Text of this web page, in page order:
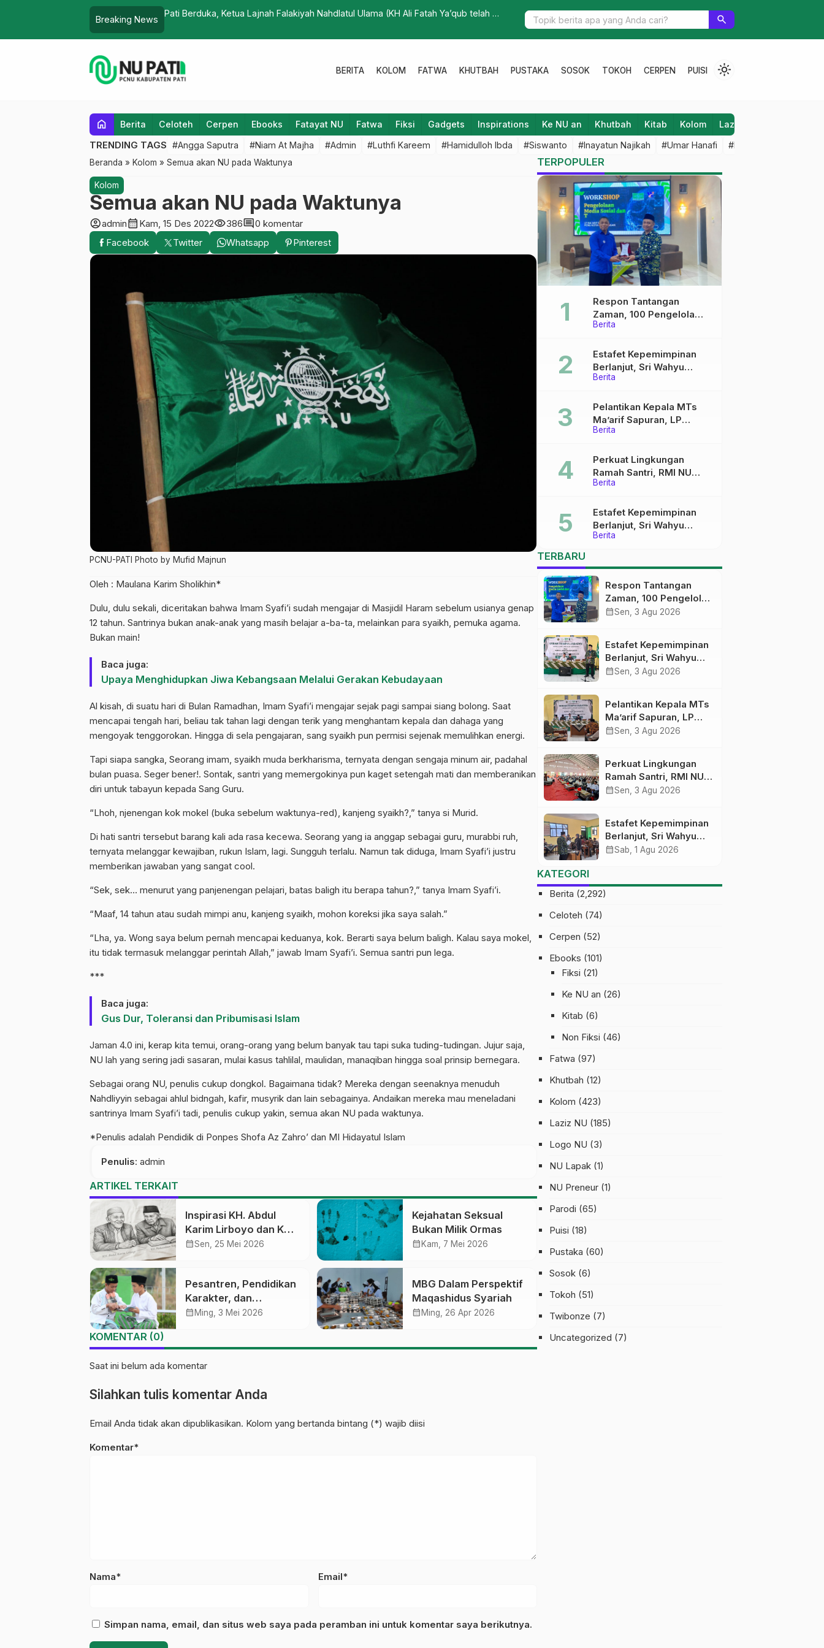
Breaking News
Singgah
Pesantren sebagai Center Studi Masyarakat
search
BERITA KOLOM FATWA KHUTBAH PUSTAKA SOSOK TOKOH CERPEN PUISI light_mode
home Berita Celoteh Cerpen Ebooks Fatayat NU Fatwa Fiksi Gadgets Inspirations Ke NU an Khutbah Kitab Kolom Laziz NU
TRENDING TAGS #Angga Saputra #Niam At Majha #Admin #Luthfi Kareem #Hamidulloh Ibda #Siswanto #Inayatun Najikah #Umar Hanafi #M Iqbal Dawami
Beranda » Kolom » Semua akan NU pada Waktunya
Kolom
Semua akan NU pada Waktunya
account_circleadmincalendar_month Kam, 15 Des 2022visibility386comment0 komentar
Facebook
Twitter Whatsapp Pinterest
PCNU-PATI Photo by Mufid Majnun
Oleh : Maulana Karim Sholikhin*
Dulu, dulu sekali, diceritakan bahwa Imam Syafi’i sudah mengajar di Masjidil Haram sebelum usianya genap
12 tahun. Santrinya bukan anak-anak yang masih belajar a-ba-ta, melainkan para syaikh, pemuka agama.
Bukan main!
Baca juga:
Upaya Menghidupkan Jiwa Kebangsaan Melalui Gerakan Kebudayaan
Al kisah, di suatu hari di Bulan Ramadhan, Imam Syafi’i mengajar sejak pagi sampai siang bolong. Saat
mencapai tengah hari, beliau tak tahan lagi dengan terik yang menghantam kepala dan dahaga yang
mengoyak tenggorokan. Hingga di sela pengajaran, sang syaikh pun permisi sejenak memulihkan energi.
Tapi siapa sangka, Seorang imam, syaikh muda berkharisma, ternyata dengan sengaja minum air, padahal
bulan puasa. Seger bener!. Sontak, santri yang memergokinya pun kaget setengah mati dan memberanikan
diri untuk tabayun kepada Sang Guru.
“Lhoh, njenengan kok mokel (buka sebelum waktunya-red), kanjeng syaikh?,” tanya si Murid.
Di hati santri tersebut barang kali ada rasa kecewa. Seorang yang ia anggap sebagai guru, murabbi ruh,
ternyata melanggar kewajiban, rukun Islam, lagi. Sungguh terlalu. Namun tak diduga, Imam Syafi’i justru
memberikan jawaban yang sangat cool.
“Sek, sek… menurut yang panjenengan pelajari, batas baligh itu berapa tahun?,” tanya Imam Syafi’i.
“Maaf, 14 tahun atau sudah mimpi anu, kanjeng syaikh, mohon koreksi jika saya salah.”
“Lha, ya. Wong saya belum pernah mencapai keduanya, kok. Berarti saya belum baligh. Kalau saya mokel,
itu tidak termasuk melanggar perintah Allah,” jawab Imam Syafi’i. Semua santri pun lega.
***
Baca juga:
Gus Dur, Toleransi dan Pribumisasi Islam
Jaman 4.0 ini, kerap kita temui, orang-orang yang belum banyak tau tapi suka tuding-tudingan. Jujur saja,
NU lah yang sering jadi sasaran, mulai kasus tahlilal, maulidan, manaqiban hingga soal prinsip bernegara.
Sebagai orang NU, penulis cukup dongkol. Bagaimana tidak? Mereka dengan seenaknya menuduh
Nahdliyyin sebagai ahlul bidngah, kafir, musyrik dan lain sebagainya. Andaikan mereka mau meneladani
santrinya Imam Syafi’i tadi, penulis cukup yakin, semua akan NU pada waktunya.
*Penulis adalah Pendidik di Ponpes Shofa Az Zahro’ dan MI Hidayatul Islam
Penulis: admin
ARTIKEL TERKAIT
Inspirasi KH. Abdul
Karim Lirboyo dan KH.
Abdussalam Kajen
calendar_monthSen, 25 Mei 2026
Kejahatan Seksual
Bukan Milik Ormas
calendar_month Kam, 7 Mei 2026
Pesantren, Pendidikan
Karakter, dan
Kekerasan Seksual
calendar_month Ming, 3 Mei 2026
MBG Dalam Perspektif
Maqashidus Syariah
calendar_month Ming, 26 Apr 2026
KOMENTAR (0)
Saat ini belum ada komentar
Silahkan tulis komentar Anda
Email Anda tidak akan dipublikasikan. Kolom yang bertanda bintang (*) wajib diisi
Komentar*
Nama* Email*
Simpan nama, email, dan situs web saya pada peramban ini untuk komentar saya berikutnya.
TERPOPULER
Berita
Respon Tantangan
Zaman, 100 Pengelola
Medsos Sekolah Ma’arif
Pelatihan Literasi Digital
Berita
Estafet Kepemimpinan
Berlanjut, Sri Wahyu
Susilowati Resmi Pimpin
Berita
Pelantikan Kepala MTs
Ma’arif Sapuran, LP
Ma’arif NU Wonosobo
Kepemimpinan Nahdliyah
Berita
Perkuat Lingkungan
Ramah Santri, RMI NU
Gelar ‘Sambang
Berita
Estafet Kepemimpinan
Berlanjut, Sri Wahyu
Susilowati Resmi Pimpin
TERBARU
Respon Tantangan
Zaman, 100 Pengelola
Medsos Sekolah
Digital
calendar_monthSen, 3 Agu 2026
Estafet Kepemimpinan
Berlanjut, Sri Wahyu
Susilowati Resmi
calendar_monthSen, 3 Agu 2026
Pelantikan Kepala MTs
Ma’arif Sapuran, LP
Ma’arif NU Wonosobo
Kepemimpinan
Nahdliyah
calendar_monthSen, 3 Agu 2026
Perkuat Lingkungan
Ramah Santri, RMI NU
Gelar ‘Sambang
calendar_monthSen, 3 Agu 2026
Estafet Kepemimpinan
Berlanjut, Sri Wahyu
Susilowati Resmi
calendar_monthSab, 1 Agu 2026
KATEGORI
Berita (2,292)
Celoteh (74)
Cerpen (52)
Ebooks (101)
Fiksi (21)
Ke NU an (26)
Kitab (6)
Non Fiksi (46)
Fatwa (97)
Khutbah (12)
Kolom (423)
Laziz NU (185)
Logo NU (3)
NU Lapak (1)
NU Preneur (1)
Parodi (65)
Puisi (18)
Pustaka (60)
Sosok (6)
Tokoh (51)
Twibonze (7)
Uncategorized (7)